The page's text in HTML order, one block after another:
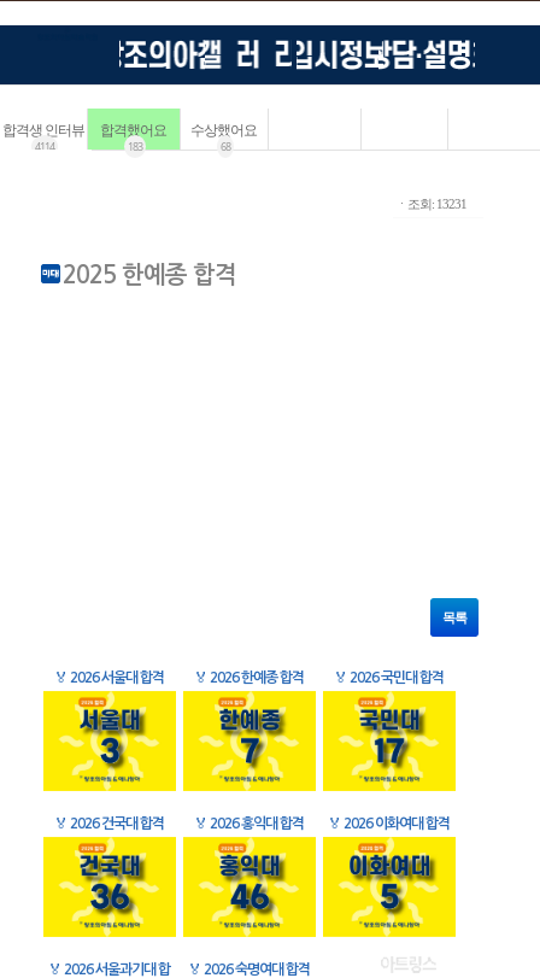
합격생 인터뷰
4114
합격했어요
183
수상했어요
68
ㆍ조회: 13231
2025 한예종 합격
목록
🏅 2026 서울대 합격 🏅 2026 한예종 합격 🏅 2026 국민대 합격
🏅 2026 건국대 합격 🏅 2026 홍익대 합격 🏅 2026 이화여대 합격
🏅 2026 서울과기대 합
🏅 2026 숙명여대 합격